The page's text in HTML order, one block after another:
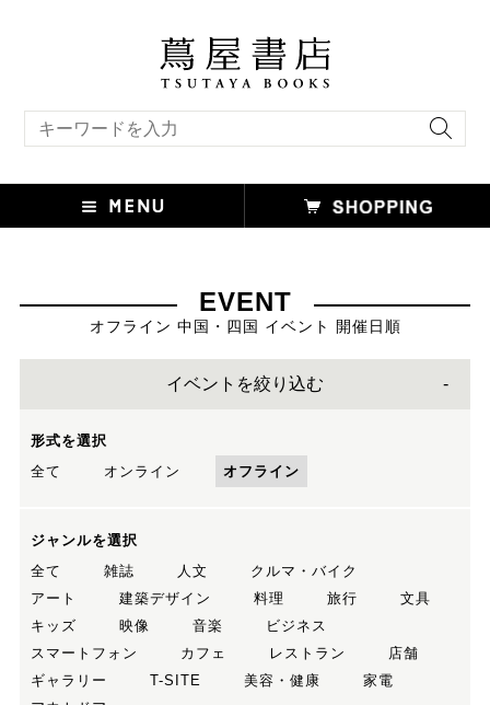
EVENT
オフライン 中国・四国 イベント 開催日順
イベントを絞り込む
形式を選択
全て
オンライン オフライン
ジャンルを選択
全て
雑誌 人文
クルマ・バイク
アート
建築デザイン 料理 旅行
文具
キッズ
映像 音楽
ビジネス
スマートフォン
カフェ レストラン
店舗
ギャラリー
T-SITE 美容・健康
家電